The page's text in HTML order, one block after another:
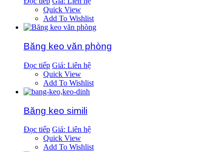
Quick View
Add To Wishlist
Băng keo văn phòng
Đọc tiếp Giá: Liên hệ
Quick View
Add To Wishlist
Băng keo simili
Đọc tiếp Giá: Liên hệ
Quick View
Add To Wishlist